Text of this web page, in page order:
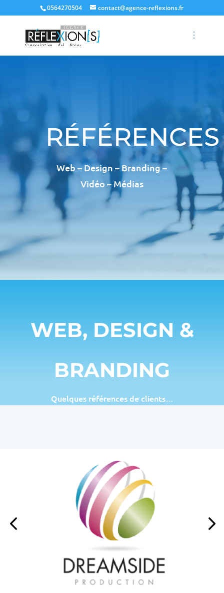
0564270504 contact@agence-reflexions.fr
RÉFÉRENCES
Web – Design – Branding –
Vidéo – Médias
WEB, DESIGN &
BRANDING
Quelques références de clients…